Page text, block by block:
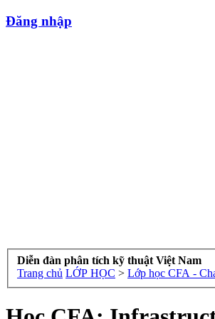
Đăng nhập
Diễn đàn phân tích kỹ thuật Việt Nam
Trang chủ LỚP HỌC > Lớp học CFA -